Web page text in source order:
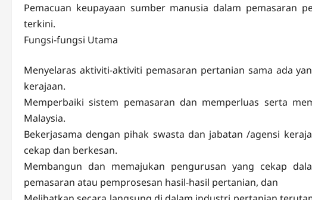
Pemacuan keupayaan sumber manusia dalam pemasaran
terkini.
Fungsi-fungsi Utama
Menyelaras aktiviti-aktiviti pemasaran pertanian sama ada
kerajaan.
Memperbaiki sistem pemasaran dan memperluas serta
Malaysia.
Bekerjasama dengan pihak swasta dan jabatan /agensi
cekap dan berkesan.
Membangun dan memajukan pengurusan yang cekap
pemasaran atau pemprosesan hasil-hasil pertanian, dan